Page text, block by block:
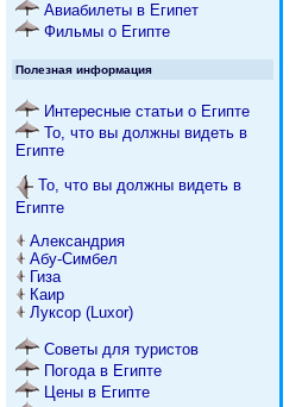
Авиабилеты в Египет
Фильмы о Египте
Полезная информация
Интересные статьи о Египте
То, что вы должны видеть в
Египте
То, что вы должны видеть в
Египте
Александрия
Абу-Симбел
Гиза
Каир
Луксор (Luxor)
Советы для туристов
Погода в Египте
Цены в Египте